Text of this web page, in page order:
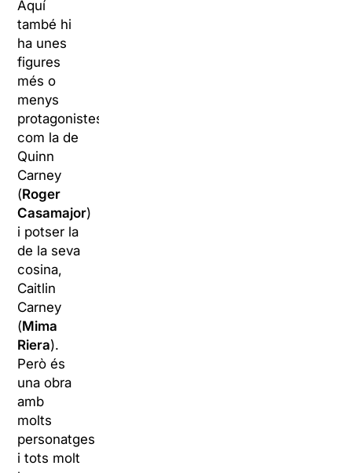
Aquí
també hi
ha unes
figures
més o
menys
protagonistes,
com la de
Quinn
Carney
(Roger
Casamajor)
i potser la
de la seva
cosina,
Caitlin
Carney
(Mima
Riera).
Però és
una obra
amb
molts
personatges
i tots molt